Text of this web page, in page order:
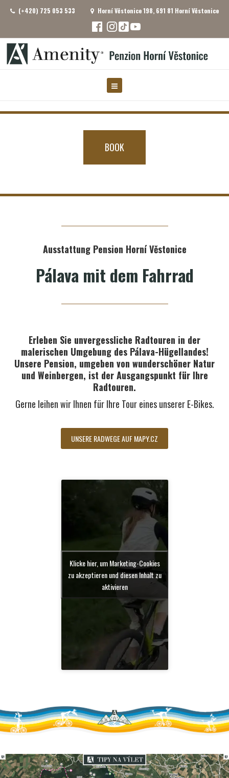
(+420) 725 053 533 Horní Věstonice 198, 691 81 Horní Věstonice
BOOK
Ausstattung Pension Horní Věstonice
Pálava mit dem Fahrrad
Erleben Sie unvergessliche Radtouren in der
malerischen Umgebung des Pálava-Hügellandes!
Unsere Pension, umgeben von wunderschöner Natur
und Weinbergen, ist der Ausgangspunkt für Ihre
Radtouren.
Gerne leihen wir Ihnen für Ihre Tour eines unserer E-Bikes.
UNSERE RADWEGE AUF MAPY.CZ
Klicke hier, um Marketing-Cookies
zu akzeptieren und diesen Inhalt zu
aktivieren